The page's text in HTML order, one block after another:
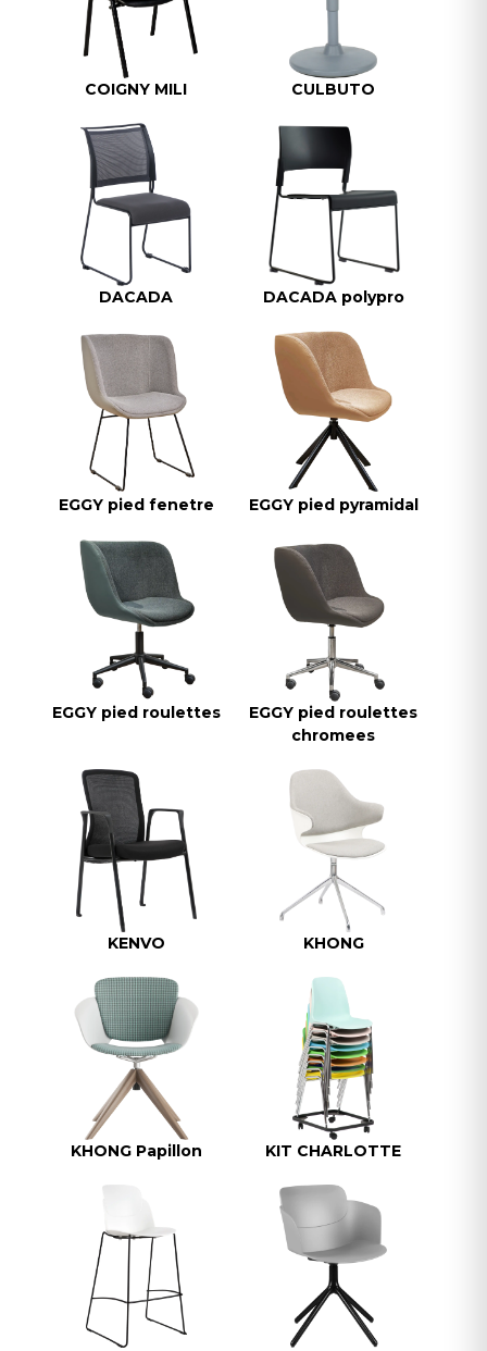
COIGNY MILI CULBUTO
DACADA DACADA polypro
EGGY pied fenetre EGGY pied pyramidal
EGGY pied roulettes
EGGY pied roulettes
chromees
KENVO KHONG
KHONG Papillon KIT CHARLOTTE